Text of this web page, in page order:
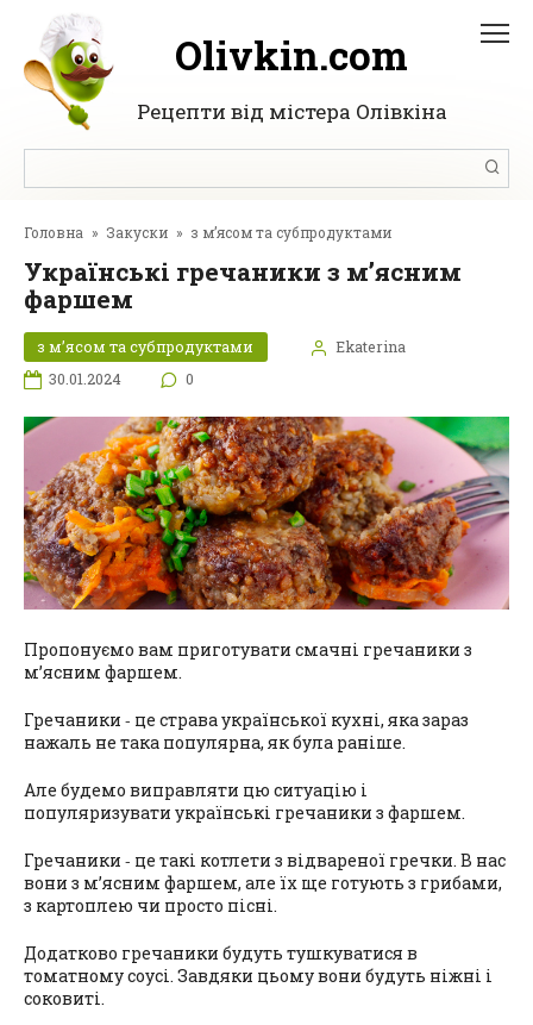
Перейти
вмісту
Olivkin.com
Рецепти від містера Олівкіна
Головна » Закуски » з м’ясом та субпродуктами
Українські гречаники з м’ясним
фаршем
з м’ясом та субпродуктами
Ekaterina
30.01.2024
0
Пропонуємо вам приготувати смачні гречаники з
м’ясним фаршем.
Гречаники ‑ це страва української кухні, яка зараз
нажаль не така популярна, як була раніше.
Але будемо виправляти цю ситуацію і
популяризувати українські гречаники з фаршем.
Гречаники ‑ це такі котлети з відвареної гречки. В нас
вони з м’ясним фаршем, але їх ще готують з грибами,
з картоплею чи просто пісні.
Додатково гречаники будуть тушкуватися в
томатному соусі. Завдяки цьому вони будуть ніжні і
соковиті.